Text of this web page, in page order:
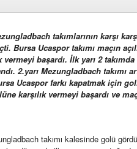
takımlarının karşı
Bursa Ucaspor takımı maçın
vermeyi başardı. İlk yarı 2
2.yarı Mezungladbach takımı
Ucaspor farkı kapatmak için
karşılık vermeyi başardı ve
takımı kalesinde golü